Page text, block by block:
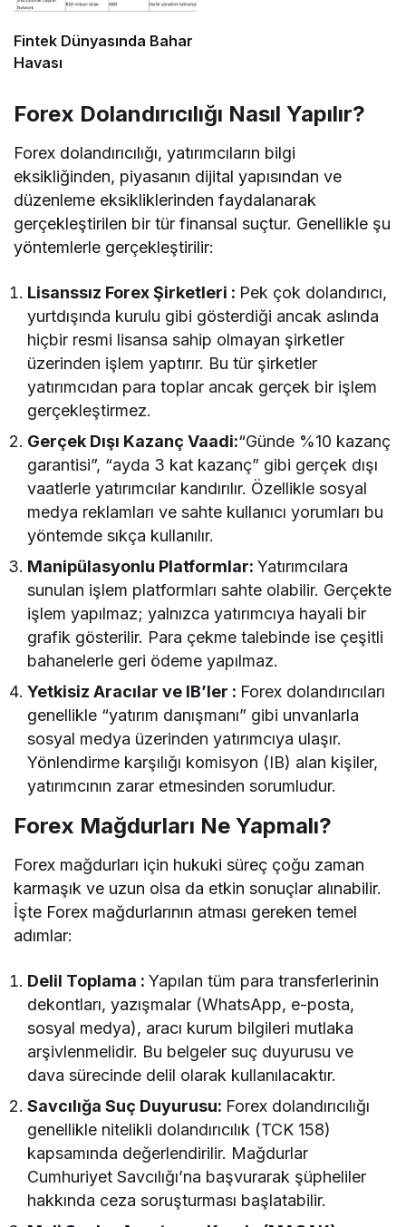
Fintek Dünyasında Bahar
Havası
Forex Dolandırıcılığı Nasıl Yapılır?
Forex dolandırıcılığı, yatırımcıların bilgi
eksikliğinden, piyasanın dijital yapısından ve
düzenleme eksikliklerinden faydalanarak
gerçekleştirilen bir tür finansal suçtur. Genellikle şu
yöntemlerle gerçekleştirilir:
Lisanssız Forex Şirketleri : Pek çok dolandırıcı,
yurtdışında kurulu gibi gösterdiği ancak aslında
hiçbir resmi lisansa sahip olmayan şirketler
üzerinden işlem yaptırır. Bu tür şirketler
yatırımcıdan para toplar ancak gerçek bir işlem
gerçekleştirmez.
Gerçek Dışı Kazanç Vaadi:“Günde %10 kazanç
garantisi”, “ayda 3 kat kazanç” gibi gerçek dışı
vaatlerle yatırımcılar kandırılır. Özellikle sosyal
medya reklamları ve sahte kullanıcı yorumları bu
yöntemde sıkça kullanılır.
Manipülasyonlu Platformlar:Yatırımcılara
sunulan işlem platformları sahte olabilir. Gerçekte
işlem yapılmaz; yalnızca yatırımcıya hayali bir
grafik gösterilir. Para çekme talebinde ise çeşitli
bahanelerle geri ödeme yapılmaz.
Yetkisiz Aracılar ve IB’ler : Forex dolandırıcıları
genellikle “yatırım danışmanı” gibi unvanlarla
sosyal medya üzerinden yatırımcıya ulaşır.
Yönlendirme karşılığı komisyon (IB) alan kişiler,
yatırımcının zarar etmesinden sorumludur.
Forex Mağdurları Ne Yapmalı?
Forex mağdurları için hukuki süreç çoğu zaman
karmaşık ve uzun olsa da etkin sonuçlar alınabilir.
İşte Forex mağdurlarının atması gereken temel
adımlar:
Delil Toplama :Yapılan tüm para transferlerinin
dekontları, yazışmalar (WhatsApp, e-posta,
sosyal medya), aracı kurum bilgileri mutlaka
arşivlenmelidir. Bu belgeler suç duyurusu ve
dava sürecinde delil olarak kullanılacaktır.
Savcılığa Suç Duyurusu: Forex dolandırıcılığı
genellikle nitelikli dolandırıcılık (TCK 158)
kapsamında değerlendirilir. Mağdurlar
Cumhuriyet Savcılığı’na başvurarak şüpheliler
hakkında ceza soruşturması başlatabilir.